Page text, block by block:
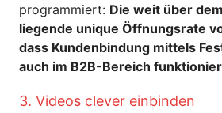
programmiert: Die weit über
liegende unique Öffnungsrate
dass Kundenbindung mittels
auch im B2B-Bereich
3. Videos clever einbinden